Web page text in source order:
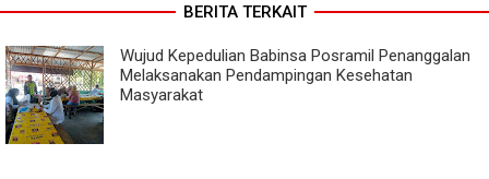
BERITA TERKAIT
Wujud Kepedulian Babinsa Posramil Penanggalan
Melaksanakan Pendampingan Kesehatan
Masyarakat